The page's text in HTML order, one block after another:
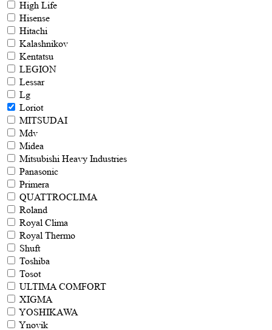
High Life
Hisense
Hitachi
Kalashnikov
Kentatsu
LEGION
Lessar
Lg
Loriot
MITSUDAI
Mdv
Midea
Mitsubishi Heavy Industries
Panasonic
Primera
QUATTROCLIMA
Roland
Royal Clima
Royal Thermo
Shuft
Toshiba
Tosot
ULTIMA COMFORT
XIGMA
YOSHIKAWA
Ynovik